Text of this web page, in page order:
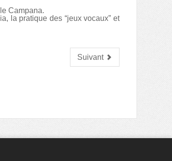
Campana.
la pratique des “jeux vocaux” et
Suivant